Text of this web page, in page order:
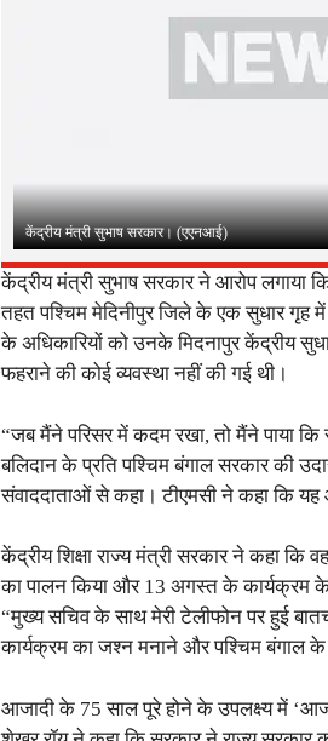
केंद्रीय मंत्री सुभाष सरकार। (एएनआई)
केंद्रीय मंत्री सुभाष सरकार ने आरोप लगाया
तहत पश्चिम मेदिनीपुर जिले के एक सुधार गृह में
के अधिकारियों को उनके मिदनापुर केंद्रीय
फहराने की कोई व्यवस्था नहीं की गई थी।
“जब मैंने परिसर में कदम रखा, तो मैंने पाया कि
बलिदान के प्रति पश्चिम बंगाल सरकार की
संवाददाताओं से कहा। टीएमसी ने कहा कि यह
केंद्रीय शिक्षा राज्य मंत्री सरकार ने कहा कि
का पालन किया और 13 अगस्त के कार्यक्रम
“मुख्य सचिव के साथ मेरी टेलीफोन पर हुई
कार्यक्रम का जश्न मनाने और पश्चिम बंगाल के
आजादी के 75 साल पूरे होने के उपलक्ष्य में